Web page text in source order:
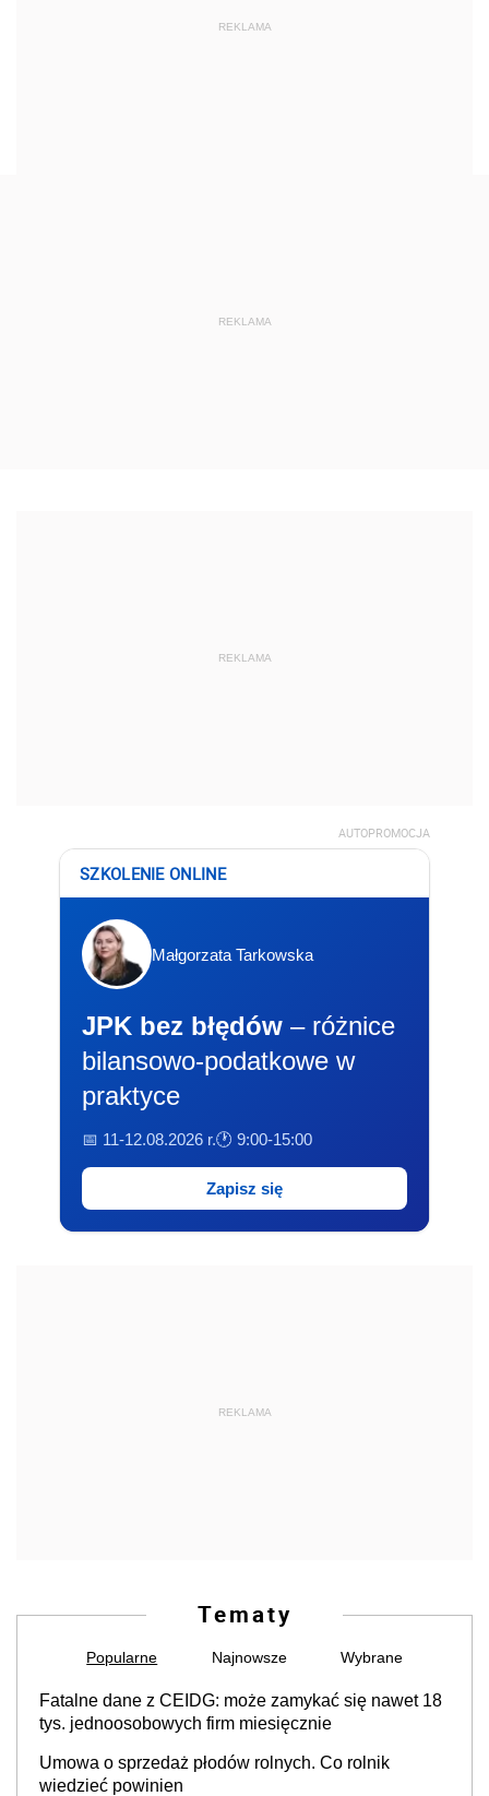
REKLAMA
REKLAMA
REKLAMA
AUTOPROMOCJA
SZKOLENIE ONLINE
Małgorzata Tarkowska
JPK bez błędów – różnice
bilansowo-podatkowe w
praktyce
📅 11-12.08.2026 r.🕐 9:00-15:00
Zapisz się
REKLAMA
Tematy
Popularne Najnowsze Wybrane
Fatalne dane z CEIDG: może zamykać się nawet 18
tys. jednoosobowych firm miesięcznie
Umowa o sprzedaż płodów rolnych. Co rolnik
wiedzieć powinien